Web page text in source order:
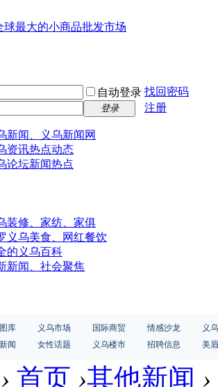
球最大的小商品批发市场
自动登录 找回密码
登录 注册
新闻、义乌新闻网
资讯热点动态
论坛新闻热点
装修、家纺、家俱
义乌美食、网红餐饮
的义乌百科
新闻、社会聚焦
库 义乌市场 国际商贸 情感沙龙
义
闻 女性话题 义乌楼市 招聘信息 美
› 首页 ›其他新闻 ›